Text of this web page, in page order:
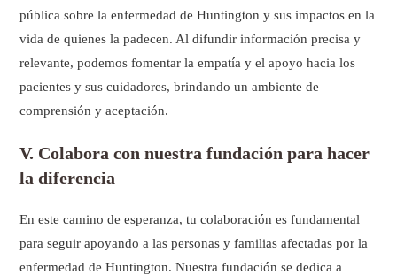
pública sobre la enfermedad de Huntington y sus impactos en la
vida de quienes la padecen. Al difundir información precisa y
relevante, podemos fomentar la empatía y el apoyo hacia los
pacientes y sus cuidadores, brindando un ambiente de
comprensión y aceptación.
V. Colabora con nuestra fundación para hacer
la diferencia
En este camino de esperanza, tu colaboración es fundamental
para seguir apoyando a las personas y familias afectadas por la
enfermedad de Huntington. Nuestra fundación se dedica a